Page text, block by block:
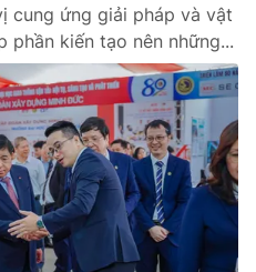
cung ứng giải pháp và vật
kiến tạo nên những...